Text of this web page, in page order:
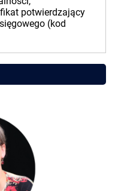
potwierdzający
(kod